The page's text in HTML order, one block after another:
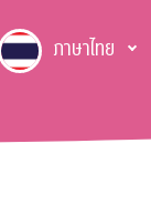
ภาษาไทย